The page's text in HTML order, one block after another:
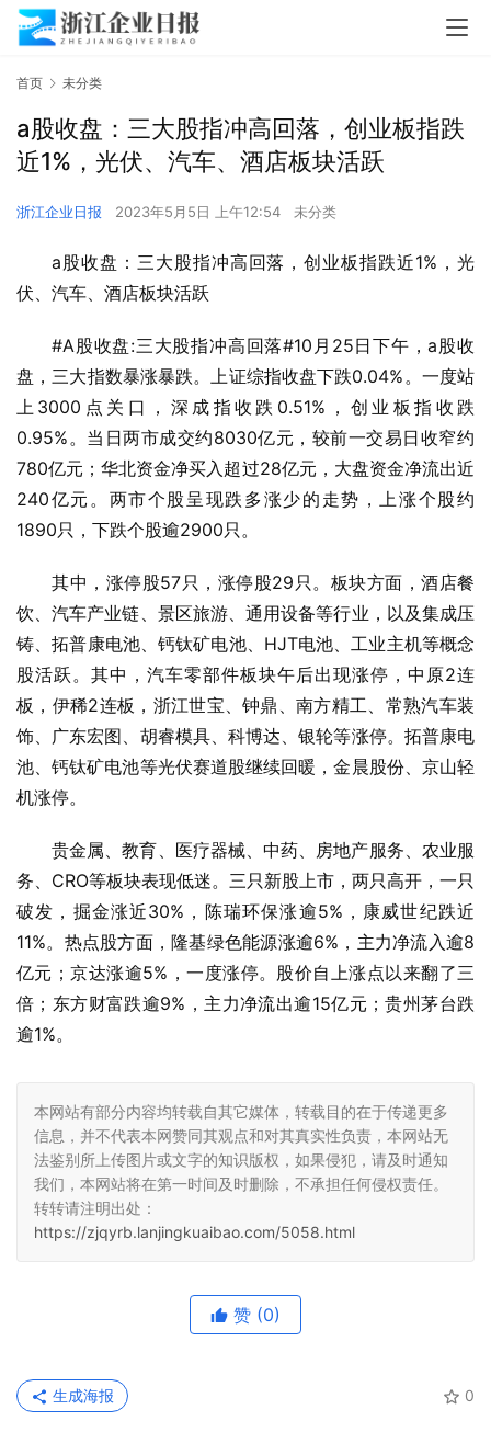
首页 未分类
a股收盘：三大股指冲高回落，创业板指跌
近1%，光伏、汽车、酒店板块活跃
浙江企业日报 2023年5月5日 上午12:54 未分类
a股收盘：三大股指冲高回落，创业板指跌近1%，光
伏、汽车、酒店板块活跃
#A股收盘:三大股指冲高回落#10月25日下午，a股收
盘，三大指数暴涨暴跌。上证综指收盘下跌0.04%。一度站
上3000点关口，深成指收跌0.51%，创业板指收跌
0.95%。当日两市成交约8030亿元，较前一交易日收窄约
780亿元；华北资金净买入超过28亿元，大盘资金净流出近
240亿元。两市个股呈现跌多涨少的走势，上涨个股约
1890只，下跌个股逾2900只。
其中，涨停股57只，涨停股29只。板块方面，酒店餐
饮、汽车产业链、景区旅游、通用设备等行业，以及集成压
铸、拓普康电池、钙钛矿电池、HJT电池、工业主机等概念
股活跃。其中，汽车零部件板块午后出现涨停，中原2连
板，伊稀2连板，浙江世宝、钟鼎、南方精工、常熟汽车装
饰、广东宏图、胡睿模具、科博达、银轮等涨停。拓普康电
池、钙钛矿电池等光伏赛道股继续回暖，金晨股份、京山轻
机涨停。
贵金属、教育、医疗器械、中药、房地产服务、农业服
务、CRO等板块表现低迷。三只新股上市，两只高开，一只
破发，掘金涨近30%，陈瑞环保涨逾5%，康威世纪跌近
11%。热点股方面，隆基绿色能源涨逾6%，主力净流入逾8
亿元；京达涨逾5%，一度涨停。股价自上涨点以来翻了三
倍；东方财富跌逾9%，主力净流出逾15亿元；贵州茅台跌
逾1%。
本网站有部分内容均转载自其它媒体，转载目的在于传递更多
信息，并不代表本网赞同其观点和对其真实性负责，本网站无
法鉴别所上传图片或文字的知识版权，如果侵犯，请及时通知
我们，本网站将在第一时间及时删除，不承担任何侵权责任。
转转请注明出处：
https://zjqyrb.lanjingkuaibao.com/5058.html
赞 (0)
0
生成海报